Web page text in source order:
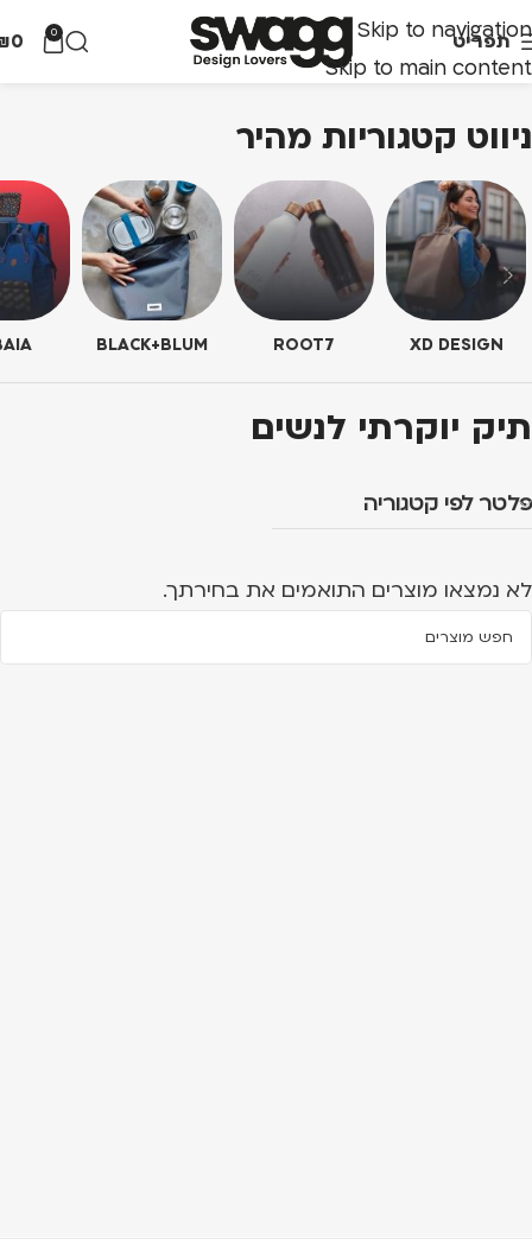
Skip to navigation
Skip to main content
תפריט 0
0
ניווט קטגוריות מהיר
XD DESIGN
ROOT7
BLACK+BLUM
תיק יוקרתי לנשים
פלטר לפי קטגוריה
לא נמצאו מוצרים התואמים את בחירתך.